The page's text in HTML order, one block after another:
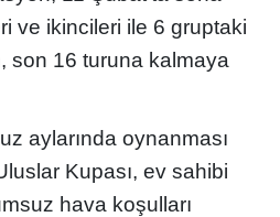
ve ikincileri ile 6 gruptaki
son 16 turuna kalmaya
aylarında oynanması
Kupası, ev sahibi
hava koşulları